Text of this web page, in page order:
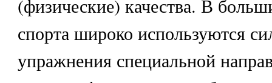
(физические) качества. В
спорта широко используются
упражнения специальной